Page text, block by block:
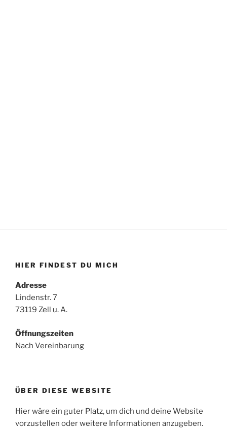
HIER FINDEST DU MICH
Adresse
Lindenstr. 7
73119 Zell u. A.
Öffnungszeiten
Nach Vereinbarung
ÜBER DIESE WEBSITE
Hier wäre ein guter Platz, um dich und deine Website
vorzustellen oder weitere Informationen anzugeben.